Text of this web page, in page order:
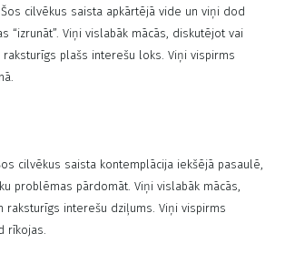
cilvēkus saista apkārtējā vide un viņi dod
“izrunāt”. Viņi vislabāk mācās, diskutējot vai
plašs interešu loks. Viņi vispirms
cilvēkus saista kontemplācija iekšējā pasaulē,
problēmas pārdomāt. Viņi vislabāk mācās,
raksturīgs interešu dziļums. Viņi vispirms
rīkojas.